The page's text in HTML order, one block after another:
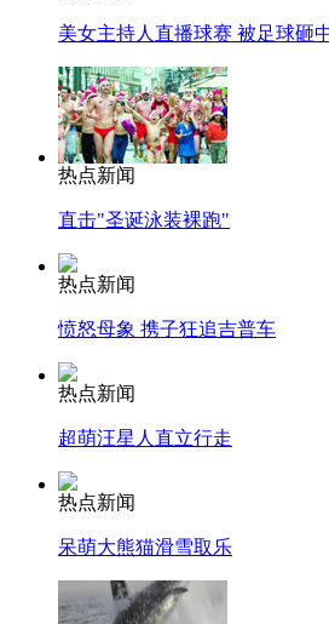
美女主持人直播球赛 被足球砸
热点新闻
直击"圣诞泳装裸跑"
热点新闻
愤怒母象 携子狂追吉普车
热点新闻
超萌汪星人直立行走
热点新闻
呆萌大熊猫滑雪取乐